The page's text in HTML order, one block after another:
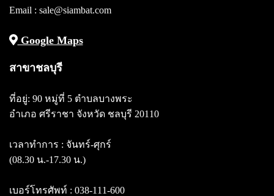
Email : sale@siambat.com
Google Maps
สาขาชลบุรี
ที่อยู่: 90 หมู่ที่ 5 ตำบลบางพระ
อำเภอ ศรีราชา จังหวัด ชลบุรี 20110
เวลาทำการ : จันทร์-ศุกร์
(08.30 น.-17.30 น.)
เบอร์โทรศัพท์ : 038-111-600